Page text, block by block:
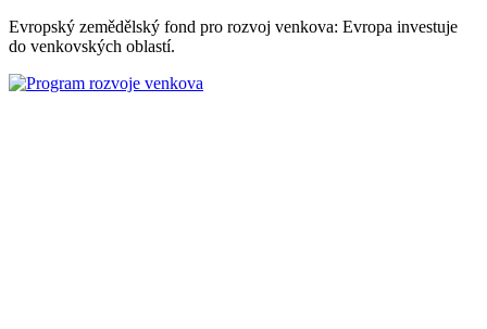
Evropský zemědělský fond pro rozvoj venkova: Evropa investuje
do venkovských oblastí.